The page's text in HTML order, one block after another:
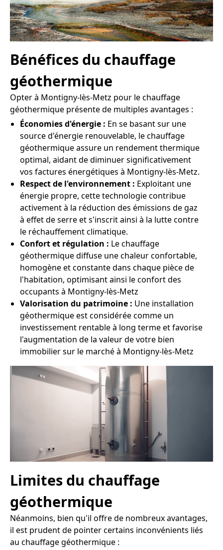
Bénéfices du chauffage
géothermique
Opter à Montigny-lès-Metz pour le chauffage
géothermique présente de multiples avantages :
Économies d'énergie : En se basant sur une
source d'énergie renouvelable, le chauffage
géothermique assure un rendement thermique
optimal, aidant de diminuer significativement
vos factures énergétiques à Montigny-lès-Metz.
Respect de l'environnement : Exploitant une
énergie propre, cette technologie contribue
activement à la réduction des émissions de gaz
à effet de serre et s'inscrit ainsi à la lutte contre
le réchauffement climatique.
Confort et régulation : Le chauffage
géothermique diffuse une chaleur confortable,
homogène et constante dans chaque pièce de
l'habitation, optimisant ainsi le confort des
occupants à Montigny-lès-Metz
Valorisation du patrimoine : Une installation
géothermique est considérée comme un
investissement rentable à long terme et favorise
l'augmentation de la valeur de votre bien
immobilier sur le marché à Montigny-lès-Metz
Limites du chauffage
géothermique
Néanmoins, bien qu'il offre de nombreux avantages,
il est prudent de pointer certains inconvénients liés
au chauffage géothermique :